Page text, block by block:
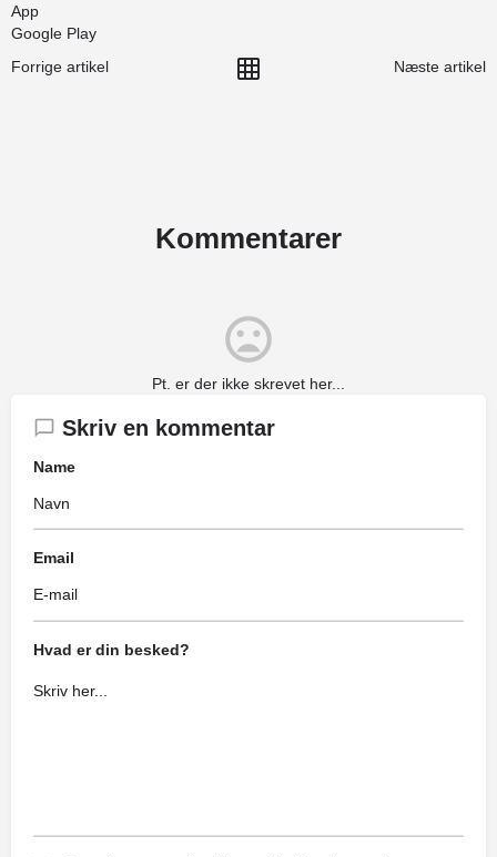
App
Google Play
Forrige artikel
Næste artikel
Kommentarer
Pt. er der ikke skrevet her...
Skriv en kommentar
Name
Email
Hvad er din besked?